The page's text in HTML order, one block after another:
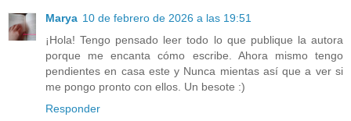
Marya 10 de febrero de 2026 a las 19:51
¡Hola! Tengo pensado leer todo lo que publique la autora
porque me encanta cómo escribe. Ahora mismo tengo
pendientes en casa este y Nunca mientas así que a ver si
me pongo pronto con ellos. Un besote :)
Responder